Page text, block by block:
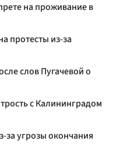
на проживание в
протесты из-за
слов Пугачевой о
с Калининградом
за угрозы окончания